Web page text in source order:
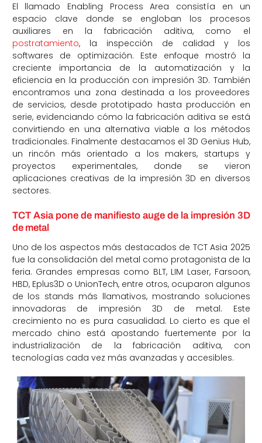
El llamado Enabling Process Area consistía en un
espacio clave donde se engloban los procesos
auxiliares en la fabricación aditiva, como el
postratamiento, la inspección de calidad y los
softwares de optimización. Este enfoque mostró la
creciente importancia de la automatización y la
eficiencia en la producción con impresión 3D. También
encontramos una zona destinada a los proveedores
de servicios, desde prototipado hasta producción en
serie, evidenciando cómo la fabricación aditiva se está
convirtiendo en una alternativa viable a los métodos
tradicionales. Finalmente destacamos el 3D Genius Hub,
un rincón más orientado a los makers, startups y
proyectos experimentales, donde se vieron
aplicaciones creativas de la impresión 3D en diversos
sectores.
TCT Asia pone de manifiesto auge de la impresión 3D
de metal
Uno de los aspectos más destacados de TCT Asia 2025
fue la consolidación del metal como protagonista de la
feria. Grandes empresas como BLT, LIM Laser, Farsoon,
HBD, Eplus3D o UnionTech, entre otros, ocuparon algunos
de los stands más llamativos, mostrando soluciones
innovadoras de impresión 3D de metal. Este
crecimiento no es pura casualidad. Lo cierto es que el
mercado chino está apostando fuertemente por la
industrialización de la fabricación aditiva, con
tecnologías cada vez más avanzadas y accesibles.